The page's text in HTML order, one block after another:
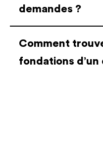
demandes ?
Comment
fondations d’un